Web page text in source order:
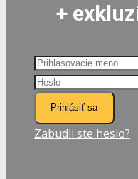
+
Prihlásiť sa
Zabudli ste heslo?